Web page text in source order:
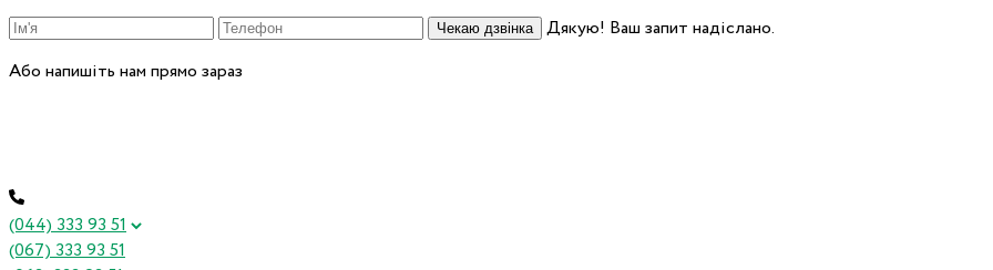
Чекаю дзвінка
Дякую! Ваш запит надіслано.
Або напишіть нам прямо зараз
(044) 333 93 51
(067) 333 93 51